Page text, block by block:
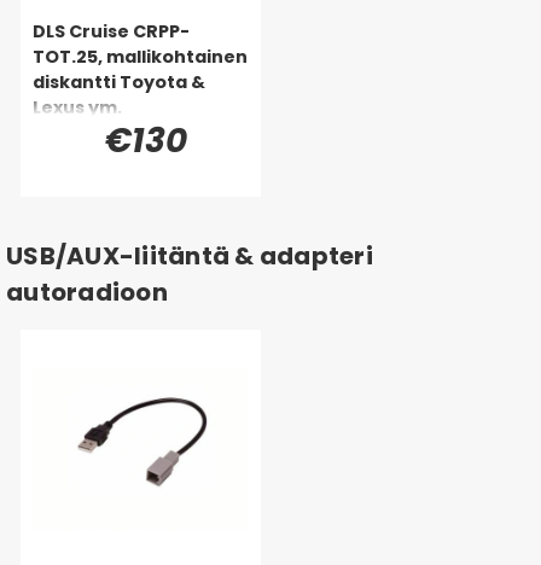
DLS Cruise CRPP-
TOT.25, mallikohtainen
diskantti Toyota &
Lexus ym.
€130
USB/AUX-liitäntä & adapteri
autoradioon